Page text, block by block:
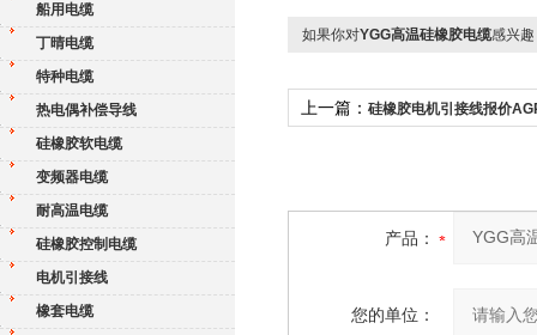
船用电缆
丁晴电缆
特种电缆
热电偶补偿导线
硅橡胶软电缆
变频器电缆
耐高温电缆
硅橡胶控制电缆
电机引接线
橡套电缆
如果你对YGG高温硅橡胶电缆感兴
上一篇： 硅橡胶电机引接线报价
产品：
您的单位：